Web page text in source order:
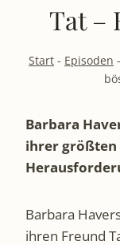
Tat –
Start - Episoden -
Barbara
ihrer größten
Barbara
ihren Freund